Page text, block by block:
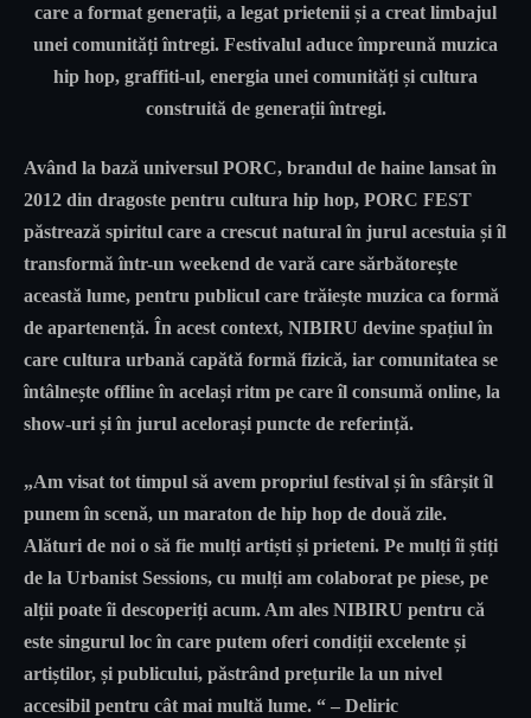
care a format generații, a legat prietenii și a creat limbajul
unei comunități întregi. Festivalul aduce împreună muzica
hip hop, graffiti-ul, energia unei comunități și cultura
construită de generații întregi.
Având la bază universul PORC, brandul de haine lansat în
2012 din dragoste pentru cultura hip hop, PORC FEST
păstrează spiritul care a crescut natural în jurul acestuia și îl
transformă într-un weekend de vară care sărbătorește
această lume, pentru publicul care trăiește muzica ca formă
de apartenență. În acest context, NIBIRU devine spațiul în
care cultura urbană capătă formă fizică, iar comunitatea se
întâlnește offline în același ritm pe care îl consumă online, la
show-uri și în jurul acelorași puncte de referință.
„Am visat tot timpul să avem propriul festival și în sfârșit îl
punem în scenă, un maraton de hip hop de două zile.
Alături de noi o să fie mulți artiști și prieteni. Pe mulți îi știți
de la Urbanist Sessions, cu mulți am colaborat pe piese, pe
alții poate îi descoperiți acum. Am ales NIBIRU pentru că
este singurul loc în care putem oferi condiții excelente și
artiștilor, și publicului, păstrând prețurile la un nivel
accesibil pentru cât mai multă lume. “ – Deliric